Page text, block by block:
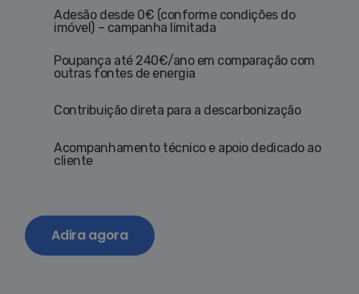
Adesão desde 0€ (conforme condições do
imóvel) – campanha limitada
Poupança até 240€/ano em comparação com
outras fontes de energia
Contribuição direta para a descarbonização
Acompanhamento técnico e apoio dedicado ao
cliente
Adira agora